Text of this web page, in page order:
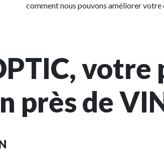
comment nous pouvons améliorer votre
près de